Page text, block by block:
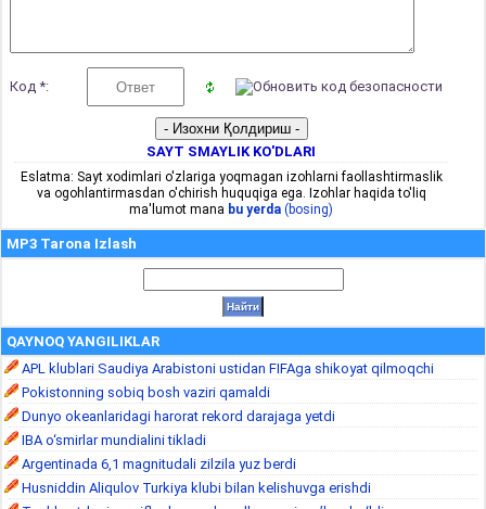
Код *:
SAYT SMAYLIK KO'DLARI
Eslatma: Sayt xodimlari o'zlariga yoqmagan izohlarni faollashtirmaslik
va ogohlantirmasdan o'chirish huquqiga ega. Izohlar haqida to'liq
ma'lumot mana bu yerda (bosing)
MP3 Tarona Izlash
QAYNOQ YANGILIKLAR
APL klublari Saudiya Arabistoni ustidan FIFAga shikoyat qilmoqchi
Pokistonning sobiq bosh vaziri qamaldi
Dunyo okeanlaridagi harorat rekord darajaga yetdi
IBA o‘smirlar mundialini tikladi
Argentinada 6,1 magnitudali zilzila yuz berdi
Husniddin Aliqulov Turkiya klubi bilan kelishuvga erishdi